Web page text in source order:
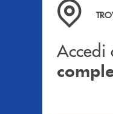
Accedi all'
Accedi